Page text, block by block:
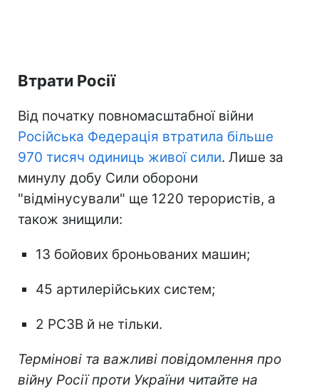
Втрати Росії
Від початку повномасштабної війни
Російська Федерація втратила більше
970 тисяч одиниць живої сили. Лише за
минулу добу Сили оборони
"відмінусували" ще 1220 терористів, а
також знищили:
13 бойових броньованих машин;
45 артилерійських систем;
2 РСЗВ й не тільки.
Термінові та важливі повідомлення про
війну Росії проти України читайте на